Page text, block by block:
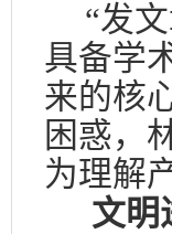
“发
具备学
来的核
困惑，
为理解
文明